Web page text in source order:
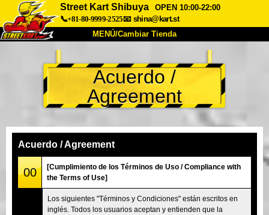
Street Kart Shibuya
OPEN 10:00-22:00
📞+81-80-9999-2525📧 shina@kart.st
MENÚ/Cambiar Tienda
Acerca de Especificaciones Precios
Acceso Testimonios Preguntas Frecuentes
Cambiar Tienda
Tokyo Akihabara#2
Tokyo Shibuya Annex Tokyo Bay
Acuerdo /
Agreement
Acuerdo / Agreement
00
[Cumplimiento de los Términos de Uso / Compliance with
the Terms of Use]
Los siguientes "Términos y Condiciones" están escritos en
inglés. Todos los usuarios aceptan y entienden que la